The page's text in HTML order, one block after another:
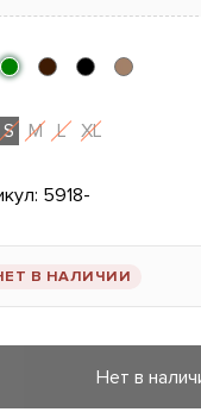
S M L XL
5918-
В НАЛИЧИИ
Нет в